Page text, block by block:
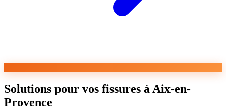
Solutions pour vos fissures à Aix-en-
Provence